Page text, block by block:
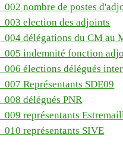
nombre de postes
election des adjoints
délégations du CM au
indemnité fonction
élections délégués
Représentants SDE09
délégués PNR
représentants
représentants SIVE